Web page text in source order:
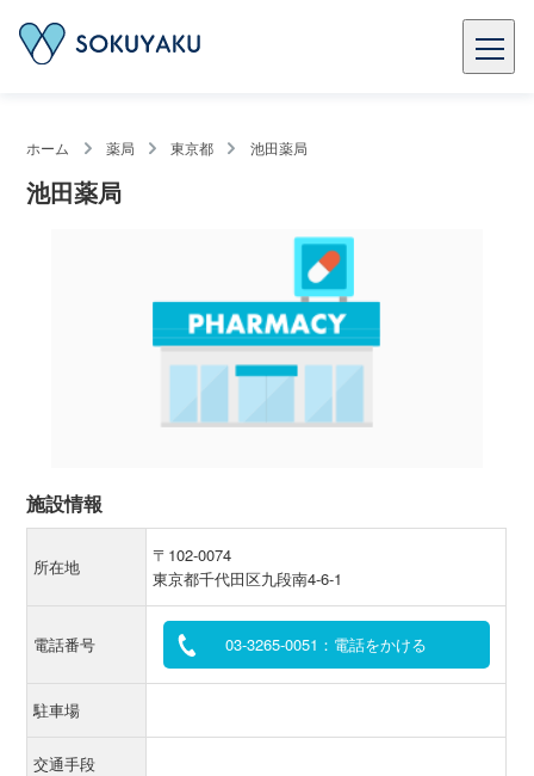
ホーム 薬局 東京都 池田薬局
池田薬局
施設情報
所在地
〒102-0074
東京都千代田区九段南4-6-1
電話番号 03-3265-0051：電話をかける
駐車場
交通手段